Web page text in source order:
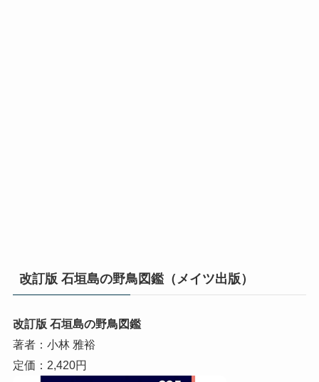
改訂版 石垣島の野鳥図鑑（メイツ出版）
改訂版 石垣島の野鳥図鑑
著者：小林 雅裕
定価：2,420円